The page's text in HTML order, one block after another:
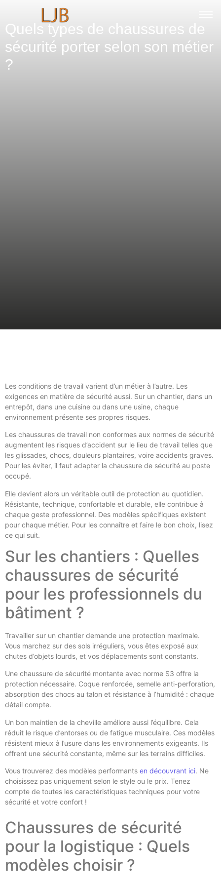
Quels types de chaussures de
sécurité porter selon son métier
?
Les conditions de travail varient d’un métier à l’autre. Les
exigences en matière de sécurité aussi. Sur un chantier, dans un
entrepôt, dans une cuisine ou dans une usine, chaque
environnement présente ses propres risques.
Les chaussures de travail non conformes aux normes de sécurité
augmentent les risques d’accident sur le lieu de travail telles que
les glissades, chocs, douleurs plantaires, voire accidents graves.
Pour les éviter, il faut adapter la chaussure de sécurité au poste
occupé.
Elle devient alors un véritable outil de protection au quotidien.
Résistante, technique, confortable et durable, elle contribue à
chaque geste professionnel. Des modèles spécifiques existent
pour chaque métier. Pour les connaître et faire le bon choix, lisez
ce qui suit.
Sur les chantiers : Quelles
chaussures de sécurité
pour les professionnels du
bâtiment ?
Travailler sur un chantier demande une protection maximale.
Vous marchez sur des sols irréguliers, vous êtes exposé aux
chutes d’objets lourds, et vos déplacements sont constants.
Une chaussure de sécurité montante avec norme S3 offre la
protection nécessaire. Coque renforcée, semelle anti-perforation,
absorption des chocs au talon et résistance à l’humidité : chaque
détail compte.
Un bon maintien de la cheville améliore aussi l’équilibre. Cela
réduit le risque d’entorses ou de fatigue musculaire. Ces modèles
résistent mieux à l’usure dans les environnements exigeants. Ils
offrent une sécurité constante, même sur les terrains difficiles.
Vous trouverez des modèles performants en découvrant ici. Ne
choisissez pas uniquement selon le style ou le prix. Tenez
compte de toutes les caractéristiques techniques pour votre
sécurité et votre confort !
Chaussures de sécurité
pour la logistique : Quels
modèles choisir ?